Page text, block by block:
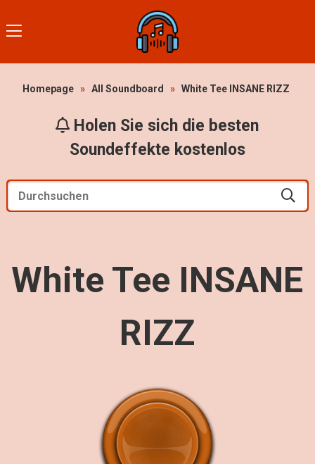
Homepage » All Soundboard » White Tee INSANE RIZZ
Holen Sie sich die besten
Soundeffekte kostenlos
White Tee INSANE
RIZZ